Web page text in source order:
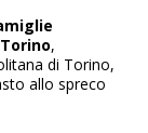
,
di Torino,
allo spreco